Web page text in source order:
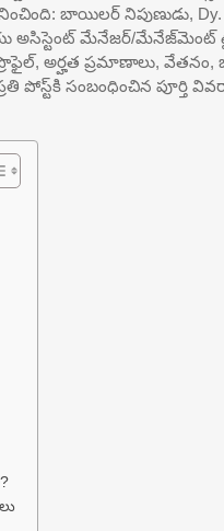
బాయిలర్ నిపుణుడు,
అసిస్టెంట్ మేనేజర్/మేనేజ్‌మెంట్
అర్హత ప్రమాణాలు, వేతనం,
సంబంధించిన పూర్తి